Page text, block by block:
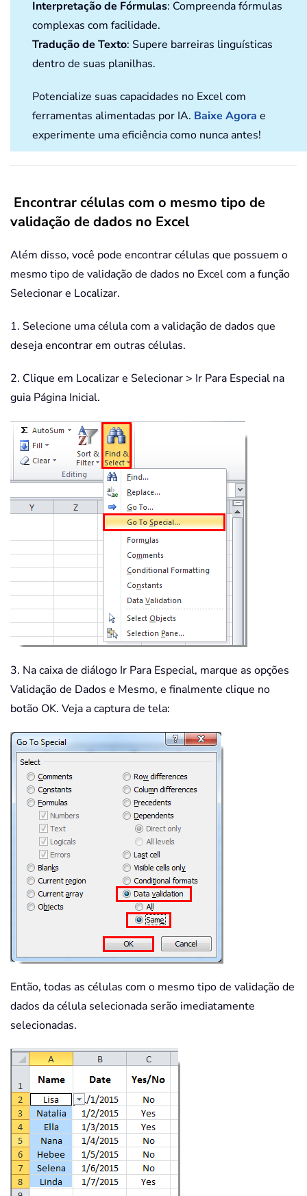
Interpretação de Fórmulas: Compreenda fórmulas
complexas com facilidade.
Tradução de Texto: Supere barreiras linguísticas
dentro de suas planilhas.
Potencialize suas capacidades no Excel com
ferramentas alimentadas por IA. Baixe Agora e
experimente uma eficiência como nunca antes!
Encontrar células com o mesmo tipo de
validação de dados no Excel
Além disso, você pode encontrar células que possuem o
mesmo tipo de validação de dados no Excel com a função
Selecionar e Localizar.
1. Selecione uma célula com a validação de dados que
deseja encontrar em outras células.
2. Clique em Localizar e Selecionar > Ir Para Especial na
guia Página Inicial.
3. Na caixa de diálogo Ir Para Especial, marque as opções
Validação de Dados e Mesmo, e finalmente clique no
botão OK. Veja a captura de tela:
Então, todas as células com o mesmo tipo de validação de
dados da célula selecionada serão imediatamente
selecionadas.